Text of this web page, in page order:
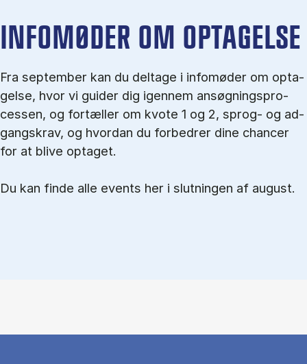
IN­FO­MØ­DER OM OP­TA­GEL­SE
Fra september kan du del­tage i in­fo­mø­der om op­ta­
gel­se, hvor vi gu­i­der dig igen­nem an­søg­nings­pro­
ces­sen, og for­tæl­ler om kvo­te 1 og 2, sprog- og ad­
gangs­krav, og hvordan du forbedrer dine chancer
for at blive optaget.
Du kan finde alle events her i slutningen af august.